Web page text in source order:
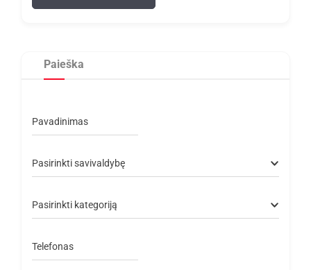
Paieška
Pavadinimas
Pasirinkti savivaldybę
Pasirinkti kategoriją
Telefonas